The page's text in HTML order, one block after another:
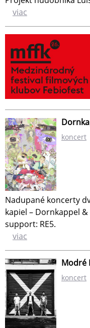
viac
koncert
Nadupané koncerty
kapiel – Dornkappel
support: RE5.
viac
Modré
koncert